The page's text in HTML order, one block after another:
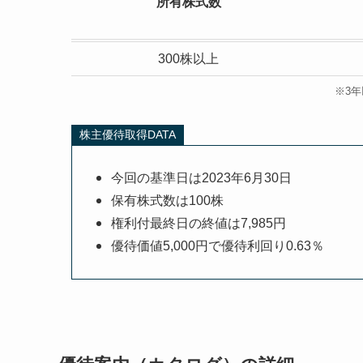
300株以上
※3年
株主優待取得DATA
今回の基準日は2023年6月30日
保有株式数は100株
権利付最終日の終値は7,985円
優待価値5,000円で優待利回り0.63％